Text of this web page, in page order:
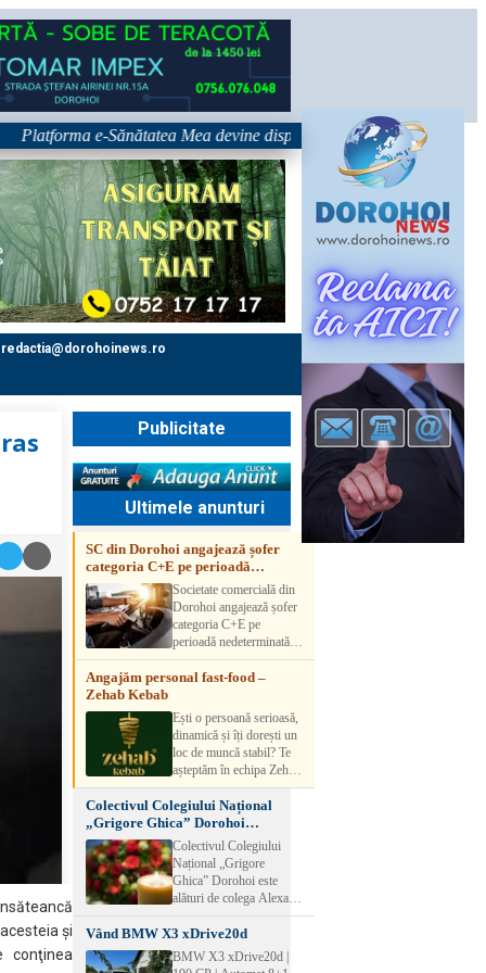
e-Sănătatea Mea devine disponibilă pe 1 septembrie:
redactia@dorohoinews.ro
şi
Publicitate
Ultimele anunturi
SC din Dorohoi angajează șofer
categoria C+E pe perioadă
nedeterminatăSocietate comercială din
Dorohoi angajează șofer
categoria C+E pe
perioadă nedeterminată.
Candidatul trebuie să
aibă experiență și atestat
detalii, vă rog să sunați la
numărul de telefon.
Angajăm personal fast-food –
Zehab Kebab
Ești o persoană serioasă,
dinamică și îți dorești un
loc de muncă stabil? Te
așteptăm în echipa Zehab
Kebab! Posturi
disponibile: -
SHAORMAR AJUTOR
BUCATAR 2/posturi -
LUCRATOR
COMERCIAL
VANZATOR /2 posturi
muncă Program flexibil
Salariu motivant, în
funcție de experienț
Colectivul Colegiului Național
„Grigore Ghica” Dorohoi
transmite sincere condoleanțe
Colectivul Colegiului
Național „Grigore
Ghica” Dorohoi este
alături de colega Alexa
Lăcrămioara la trecerea în
neființă a soțului și
transmite sincere
condoleanțe familiei.
Vând BMW X3 xDrive20d
BMW X3 xDrive20d |